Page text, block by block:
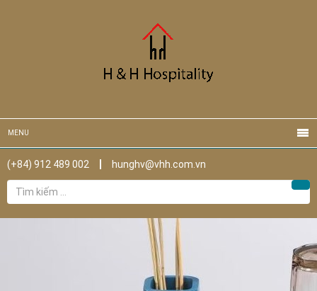
MENU
(+84) 912 489 002
hunghv@vhh.com.vn
Tìm
kiếm
cho: